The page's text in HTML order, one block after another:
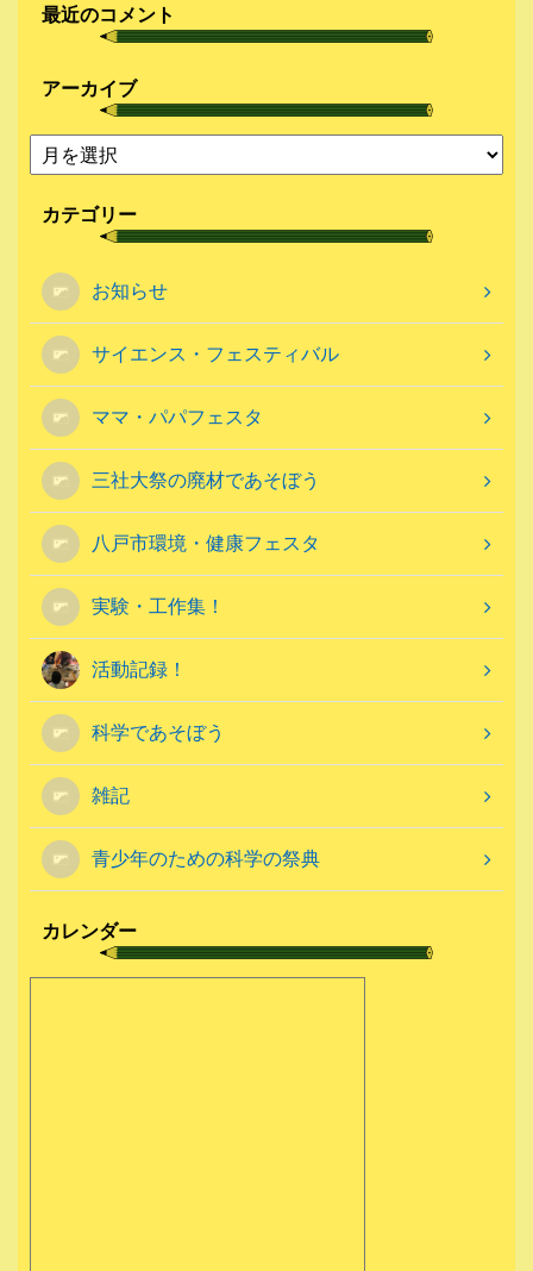
最近のコメント
アーカイブ
カテゴリー
お知らせ
サイエンス・フェスティバル
ママ・パパフェスタ
三社大祭の廃材であそぼう
八戸市環境・健康フェスタ
実験・工作集！
活動記録！
科学であそぼう
雑記
青少年のための科学の祭典
カレンダー